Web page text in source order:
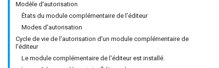
Modèle d'autorisation
États du module complémentaire de l'éditeur
Modes d'autorisation
Cycle de vie de l'autorisation d'un module complémentaire de
l'éditeur
Le module complémentaire de l'éditeur est installé.